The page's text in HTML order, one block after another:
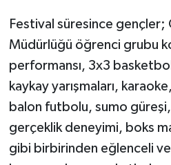
Festival süresince gençler;
Müdürlüğü öğrenci grubu
performansı, 3x3
kaykay yarışmaları,
balon futbolu, sumo güreşi,
gerçeklik deneyimi, boks
gibi birbirinden eğlenceli